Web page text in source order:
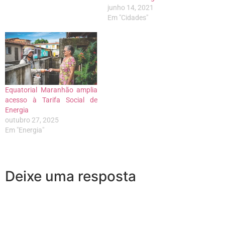
junho 14, 2021
Em "Cidades"
Equatorial Maranhão amplia
acesso à Tarifa Social de
Energia
outubro 27, 2025
Em "Energia"
Deixe uma resposta